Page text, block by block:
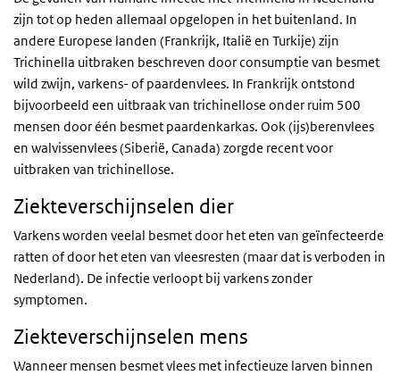
zijn tot op heden allemaal opgelopen in het buitenland. In
andere Europese landen (Frankrijk, Italië en Turkije) zijn
Trichinella uitbraken beschreven door consumptie van besmet
wild zwijn, varkens- of paardenvlees. In Frankrijk ontstond
bijvoorbeeld een uitbraak van trichinellose onder ruim 500
mensen door één besmet paardenkarkas. Ook (ijs)berenvlees
en walvissenvlees (Siberië, Canada) zorgde recent voor
uitbraken van trichinellose.
Ziekteverschijnselen dier
Varkens worden veelal besmet door het eten van geïnfecteerde
ratten of door het eten van vleesresten (maar dat is verboden in
Nederland). De infectie verloopt bij varkens zonder
symptomen.
Ziekteverschijnselen mens
Wanneer mensen besmet vlees met infectieuze larven binnen